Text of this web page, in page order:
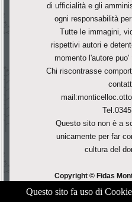
di ufficialità e gli
ogni responsabilità
Tutte le immagini,
rispettivi autori e
momento l'autore puo'
Chi riscontrasse
Questo sito non è a
unicamente per far
cultura del
Copyright © Fidas
F.Corà - All
Questo sito fa uso di